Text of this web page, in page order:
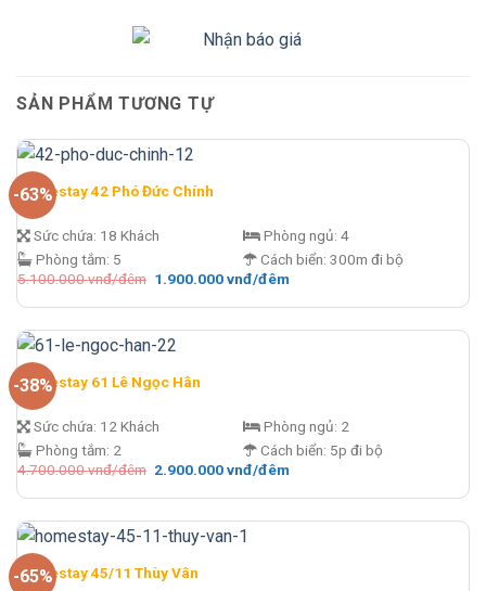
SẢN PHẨM TƯƠNG TỰ
-63%
Homestay 42 Phó Đức Chính
Sức chứa: 18 Khách
Phòng tắm: 5
Phòng ngủ: 4
Cách biển: 300m đi bộ
5.100.000vnđ/đêm Giá
là:
đêm.
1.900.000vnđ/đêmGiá
tại
1.900.000 vnđ/
-38%
Homestay 61 Lê Ngọc Hân
Sức chứa: 12 Khách
Phòng tắm: 2
Phòng ngủ: 2
Cách biển: 5p đi bộ
4.700.000vnđ/đêm Giá
là:
đêm.
2.900.000vnđ/đêmGiá
tại
2.900.000 vnđ/
-65%
Homestay 45/11 Thùy Vân